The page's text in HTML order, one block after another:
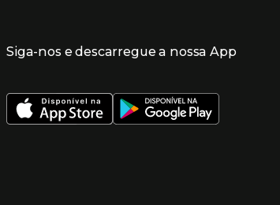
Siga-nos e descarregue a nossa App